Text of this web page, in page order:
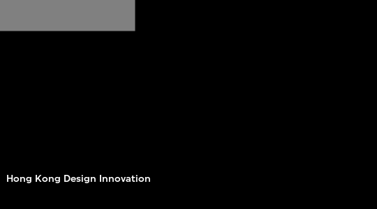
Hong Kong Design Innovation